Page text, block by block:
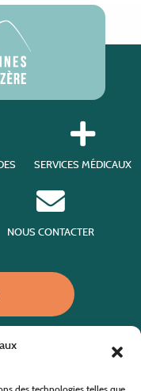
SERVICES MÉDICAUX
NOUS CONTACTER